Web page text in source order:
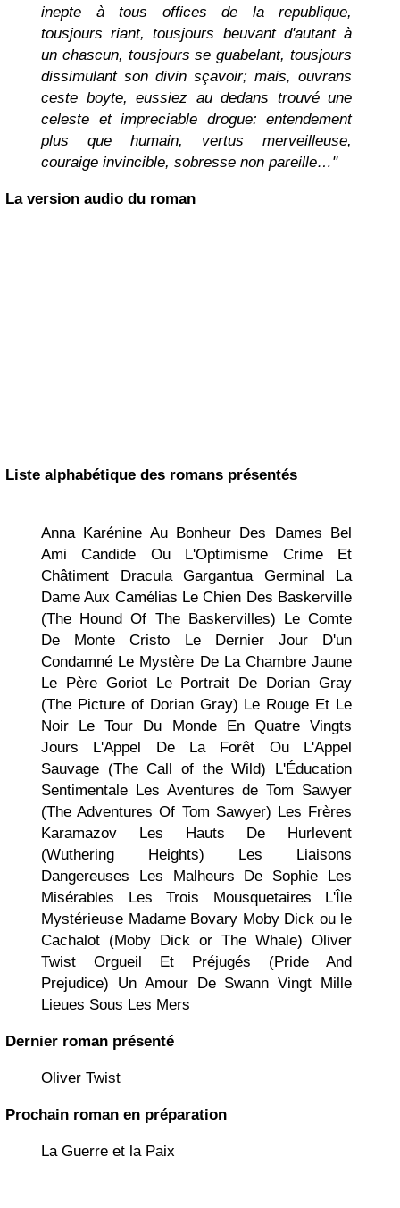
inepte à tous offices de la republique,
tousjours riant, tousjours beuvant d'autant à
un chascun, tousjours se guabelant, tousjours
dissimulant son divin sçavoir; mais, ouvrans
ceste boyte, eussiez au dedans trouvé une
celeste et impreciable drogue: entendement
plus que humain, vertus merveilleuse,
couraige invincible, sobresse non pareille…"
La version audio du roman
Liste alphabétique des romans présentés
Anna Karénine Au Bonheur Des Dames Bel
AmiCandide Ou L'Optimisme Crime Et
Châtiment Dracula Gargantua Germinal La
Dame Aux Camélias Le Chien Des Baskerville
(The Hound Of The Baskervilles) Le Comte
De Monte Cristo Le Dernier Jour D'un
Condamné Le Mystère De La Chambre Jaune
Le Père Goriot Le Portrait De Dorian Gray
(The Picture of Dorian Gray) Le Rouge Et Le
Noir Le Tour Du Monde En Quatre Vingts
Jours
L'Appel De La Forêt Ou L'Appel
Sauvage (The Call of the Wild) L'Éducation
Sentimentale Les Aventures de Tom Sawyer
(The Adventures Of Tom Sawyer) Les Frères
Karamazov Les Hauts De Hurlevent
(Wuthering Heights)
Les Liaisons
Dangereuses Les Malheurs De Sophie Les
Misérables Les Trois Mousquetaires
L'Île
Mystérieuse Madame Bovary Moby Dick ou le
Cachalot (Moby Dick or The Whale) Oliver
Twist Orgueil Et Préjugés (Pride And
Prejudice) Un Amour De SwannVingt Mille
Lieues Sous Les Mers
Dernier roman présenté
Oliver Twist
Prochain roman en préparation
La Guerre et la Paix